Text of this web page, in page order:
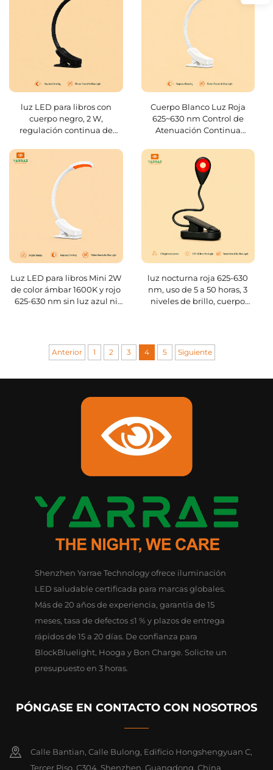
luz LED para libros con
cuerpo negro, 2 W,
regulación continua de
Cuerpo Blanco Luz Roja
625~630 nm Control de
Atenuación Continua
Brillo Batería de 800 mAh
Duración de 60 Horas Carga
Rápida en 1 Hora
Luz LED para libros Mini 2W
de color ámbar 1600K y rojo
625-630 nm sin luz azul ni
luz nocturna roja 625-630
nm, uso de 5 a 50 horas, 3
niveles de brillo, cuerpo
Anterior 1 2 3 4 5 Siguiente
Shenzhen Yarrae Technology ofrece iluminación
LED saludable certificada para marcas globales.
Más de 20 años de experiencia, garantía de 15
meses, tasa de defectos ≤1 % y plazos de entrega
rápidos de 15 a 20 días. De confianza para
BlockBluelight, Hooga y Bon Charge. Solicite un
presupuesto en 3 horas.
PÓNGASE EN CONTACTO CON NOSOTROS
Calle Bantian, Calle Bulong, Edificio Hongshengyuan C,
Tercer Piso, C304, Shenzhen, Guangdong, China